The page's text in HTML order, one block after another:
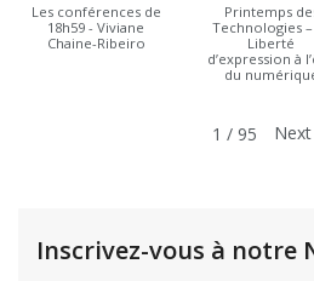
Les conférences de
18h59 - Viviane
Chaine-Ribeiro
Printemps
Technologies –
Liberté
d’expression à
du
1 / 95 Next
Inscrivez-vous à notre